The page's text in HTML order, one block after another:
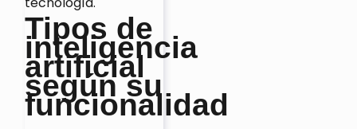
Tipos de
inteligencia
artificial
según su
funcionalidad